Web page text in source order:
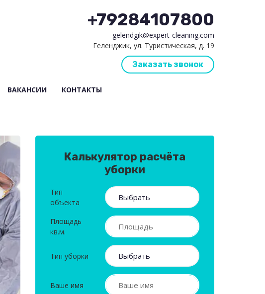
+79284107800
gelendgik@expert-cleaning.com
Геленджик, ул. Туристическая, д. 19
Заказать звонок
ВАКАНСИИ КОНТАКТЫ
Калькулятор расчёта
уборки
Тип
объекта
Площадь
кв.м.
Тип уборки
Ваше имя